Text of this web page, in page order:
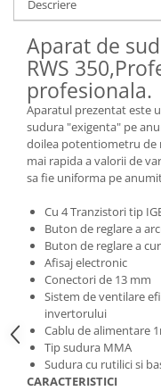
Instalatii sanitare
Chiuvete
Intretinere
Masini de maturat si
Masini de tuns iarba
Accesorii motocositoare
Accesorii pentru masini
gazon
Masini de tuns iarba/
Tractorase pentru gazon
Mobilier pentru gradina
Mori de macinat cereale
Pompe de apa
Invertoare sudura - IGBT
Accesorii auto
Compresoare aer
Echipamente
brichetare / peletizare
Echipamente pentru
muncii
Generatoare
Pistoale de lipit
Descriere
Aparat de
RWS
profesionala.
Aparatul prezentat este
sudura "exigenta" pe
doilea potentiometru de
mai rapida a valorii de
sa fie uniforma pe
Cu 4 Tranzistori tip
Buton de reglare a
Buton de reglare a
Afisaj electronic
Conectori de 13 mm
Sistem de ventilare
invertorului
Cablu de alimentare
Tip sudura MMA
Sudura cu rutilici si
CARACTERISTICI